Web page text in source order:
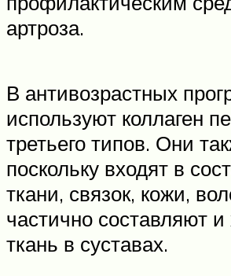
артроза.
В антивозрастных
используют коллаген
третьего типов. Они
поскольку входят в
ткани, связок, кожи,
частично составляют
ткань в суставах.